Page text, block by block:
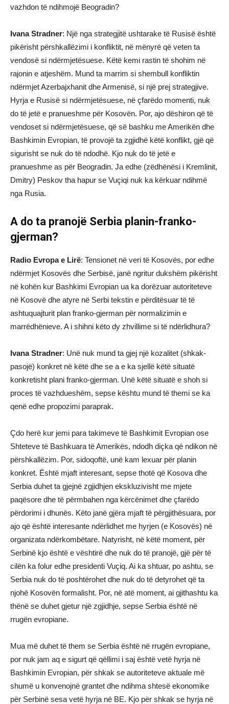
vazhdon të ndihmojë Beogradin?
Ivana Stradner: Një nga strategjitë ushtarake të Rusisë është
pikërisht përshkallëzimi i konfliktit, në mënyrë që veten ta
vendosë si ndërmjetësuese. Këtë kemi rastin të shohim në
rajonin e atjeshëm. Mund ta marrim si shembull konfliktin
ndërmjet Azerbajxhanit dhe Armenisë, si një prej strategjive.
Hyrja e Rusisë si ndërmjetësuese, në çfarëdo momenti, nuk
do të jetë e pranueshme për Kosovën. Por, ajo dëshiron që të
vendoset si ndërmjetësuese, që së bashku me Amerikën dhe
Bashkimin Evropian, të provojë ta zgjidhë këtë konflikt, gjë që
sigurisht se nuk do të ndodhë. Kjo nuk do të jetë e
pranueshme as për Beogradin. Ja edhe (zëdhënësi i Kremlinit,
Dmitry) Peskov tha hapur se Vuçiqi nuk ka kërkuar ndihmë
nga Rusia.
A do ta pranojë Serbia planin-franko-
gjerman?
Radio Evropa e Lirë: Tensionet në veri të Kosovës, por edhe
ndërmjet Kosovës dhe Serbisë, janë ngritur dukshëm pikërisht
në kohën kur Bashkimi Evropian ua ka dorëzuar autoriteteve
në Kosovë dhe atyre në Serbi tekstin e përditësuar të të
ashtuquajturit plan franko-gjerman për normalizimin e
marrëdhënieve. A i shihni këto dy zhvillime si të ndërlidhura?
Ivana Stradner: Unë nuk mund ta gjej një kozalitet (shkak-
pasojë) konkret në këtë dhe se a e ka sjellë këtë situatë
konkretisht plani franko-gjerman. Unë këtë situatë e shoh si
proces të vazhdueshëm, sepse kështu mund të themi se ka
qenë edhe propozimi paraprak.
Çdo herë kur jemi para takimeve të Bashkimit Evropian ose
Shteteve të Bashkuara të Amerikës, ndodh diçka që ndikon në
përshkallëzim. Por, sidoqoftë, unë kam lexuar për planin
konkret. Është mjaft interesant, sepse thotë që Kosova dhe
Serbia duhet ta gjejnë zgjidhjen ekskluzivisht me mjete
paqësore dhe të përmbahen nga kërcënimet dhe çfarëdo
përdorimi i dhunës. Këto janë gjëra mjaft të përgjithësuara, por
ajo që është interesante ndërlidhet me hyrjen (e Kosovës) në
organizata ndërkombëtare. Natyrisht, në këtë moment, për
Serbinë kjo është e vështirë dhe nuk do të pranojë, gjë për të
cilën ka folur edhe presidenti Vuçiq. Ai ka shtuar, po ashtu, se
Serbia nuk do të poshtërohet dhe nuk do të detyrohet që ta
njohë Kosovën formalisht. Por, në atë moment, ai gjithashtu ka
thënë se duhet gjetur një zgjidhje, sepse Serbia është në
rrugën evropiane.
Mua më duhet të them se Serbia është në rrugën evropiane,
por nuk jam aq e sigurt që qëllimi i saj është vetë hyrja në
Bashkimin Evropian, për shkak se autoriteteve aktuale më
shumë u konvenojnë grantet dhe ndihma shtesë ekonomike
për Serbinë sesa vetë hyrja në BE. Kjo për shkak se hyrja në